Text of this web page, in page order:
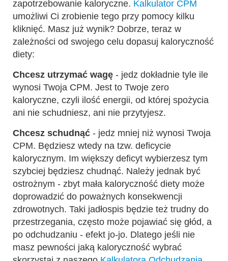
zapotrzebowanie kaloryczne. Kalkulator CPM
umożliwi Ci zrobienie tego przy pomocy kilku
kliknięć. Masz już wynik? Dobrze, teraz w
zależności od swojego celu dopasuj kaloryczność
diety:
Chcesz utrzymać wagę - jedz dokładnie tyle ile
wynosi Twoja CPM. Jest to Twoje zero
kaloryczne, czyli ilość energii, od której spożycia
ani nie schudniesz, ani nie przytyjesz.
Chcesz schudnąć - jedz mniej niż wynosi Twoja
CPM. Będziesz wtedy na tzw. deficycie
kalorycznym. Im większy deficyt wybierzesz tym
szybciej będziesz chudnąć. Należy jednak być
ostrożnym - zbyt mała kaloryczność diety może
doprowadzić do poważnych konsekwencji
zdrowotnych. Taki jadłospis będzie też trudny do
przestrzegania, często może pojawiać się głód, a
po odchudzaniu - efekt jo-jo. Dlatego jeśli nie
masz pewności jaką kaloryczność wybrać